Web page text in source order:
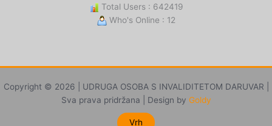
Total Users : 642419
Who's Online : 12
Copyright © 2026 | UDRUGA OSOBA S INVALIDITETOM DARUVAR |
Sva prava pridržana | Design by Goldy
Vrh